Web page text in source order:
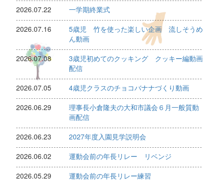
2026.07.22
一学期終業式
2026.07.16
5歳児 竹を使った楽しい企画 流しそうめ
ん動画
2026.07.08
3歳児初めてのクッキング クッキー編動画
配信
2026.07.05
4歳児クラスのチョコバナナづくり動画
2026.06.29
理事長小倉隆夫の大和市議会６月一般質動
画配信
2026.06.23
2027年度入園見学説明会
2026.06.02
運動会前の年長リレー リベンジ
2026.05.29
運動会前の年長リレー練習